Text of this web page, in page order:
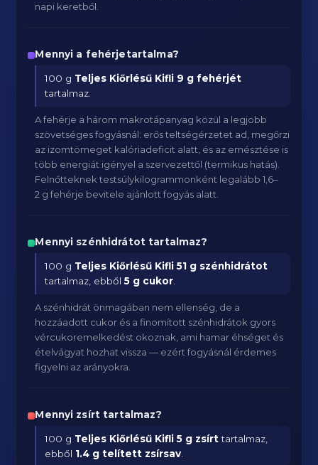
napi keretből.
Mennyi a fehérjetartalma?
100 g Teljes Kiőrlésű Kifli 9 g fehérjét
tartalmaz.
A fehérje a három makrotápanyag közül a legjobb
szövetséges fogyásnál: erős teltségérzetet ad, megőrzi
az izomtömeget kalóriadeficit alatt, és az emésztése is
több energiát igényel a szervezettől (termikus hatás).
Felnőtteknek testsúlykilogrammonként legalább 1,6–
2 g fehérje bevitele ajánlott fogyás alatt.
Mennyi szénhidrátot tartalmaz?
100 g Teljes Kiőrlésű Kifli 51 g szénhidrátot
tartalmaz, ebből5 g cukor
A szénhidrát önmagában nem ellenség, de a
hozzáadott cukor és a finomított szénhidrátok gyors
vércukoremelkedést okoznak, ami hamar éhséget és
ételvágyat hozhat vissza — ezért fogyásnál érdemes
figyelni az arányokra.
Mennyi zsírt tartalmaz?
100 g Teljes Kiőrlésű Kifli 5 g zsírttartalmaz,
ebből 1.4 g telített zsírsav